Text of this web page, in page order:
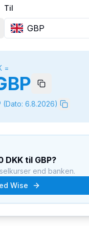
Til
GBP
=
(Dato: 6.8.2026)
DKKtil GBP?
end banken.
Wise